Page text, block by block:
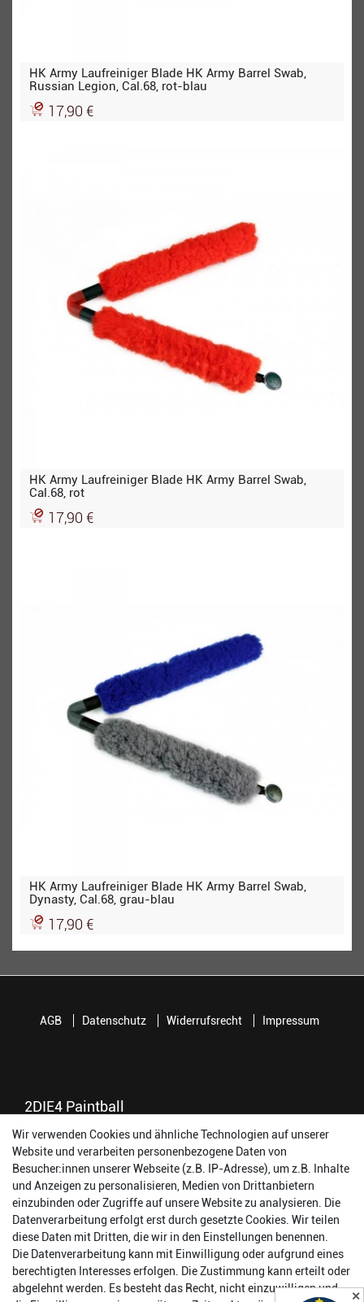
HK Army Laufreiniger Blade HK Army Barrel Swab,
Russian Legion, Cal.68, rot-blau
17,90 €
HK Army Laufreiniger Blade HK Army Barrel Swab,
Cal.68, rot
17,90 €
HK Army Laufreiniger Blade HK Army Barrel Swab,
Dynasty, Cal.68, grau-blau
17,90 €
2DIE4 Paintball
56457 Westerburg
Reinhold-Ferger-Straße 26
order@2die4-sports.com
0 26 63/ 9 68 69 37
Öffnungszeiten
14:00 - 17:00 Uhr
Dienstag:
14:00 - 17:00 Uhr
Mittwoch:
14:00 - 17:00 Uhr
AGB Datenschutz Widerrufsrecht Impressum
Wir verwenden Cookies und ähnliche Technologien auf unserer
Website und verarbeiten personenbezogene Daten von
Besucher:innen unserer Webseite (z.B. IP-Adresse), um z.B. Inhalte
und Anzeigen zu personalisieren, Medien von Drittanbietern
einzubinden oder Zugriffe auf unsere Website zu analysieren. Die
Datenverarbeitung erfolgt erst durch gesetzte Cookies. Wir teilen
diese Daten mit Dritten, die wir in den Einstellungen benennen.
Die Datenverarbeitung kann mit Einwilligung oder aufgrund eines
berechtigten Interesses erfolgen. Die Zustimmung kann erteilt oder
abgelehnt werden. Es besteht das Recht, nicht einzuwilligen und
✕